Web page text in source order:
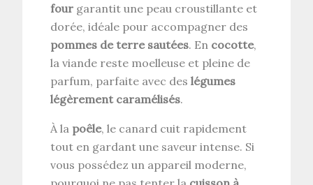
four garantit une peau croustillante et
dorée, idéale pour accompagner des
pommes de terre sautées. En cocotte,
la viande reste moelleuse et pleine de
parfum, parfaite avec deslégumes
légèrement caramélisés.
À la poêle, le canard cuit rapidement
tout en gardant une saveur intense. Si
vous possédez un appareil moderne,